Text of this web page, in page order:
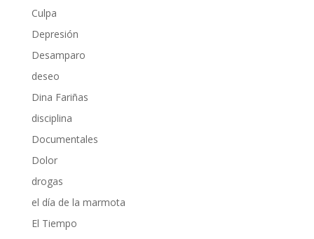
Culpa
Depresión
Desamparo
deseo
Dina Fariñas
disciplina
Documentales
Dolor
drogas
el día de la marmota
El Tiempo